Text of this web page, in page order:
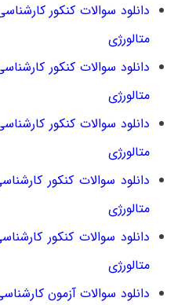
متالورژی
متالورژی
متالورژی
متالورژی
متالورژی